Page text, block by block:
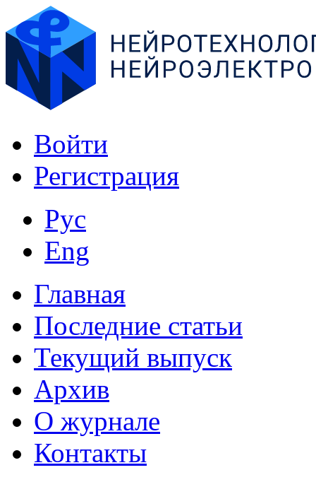
Войти
Регистрация
Рус
Eng
Главная
Последние статьи
Текущий выпуск
Архив
О журнале
Контакты